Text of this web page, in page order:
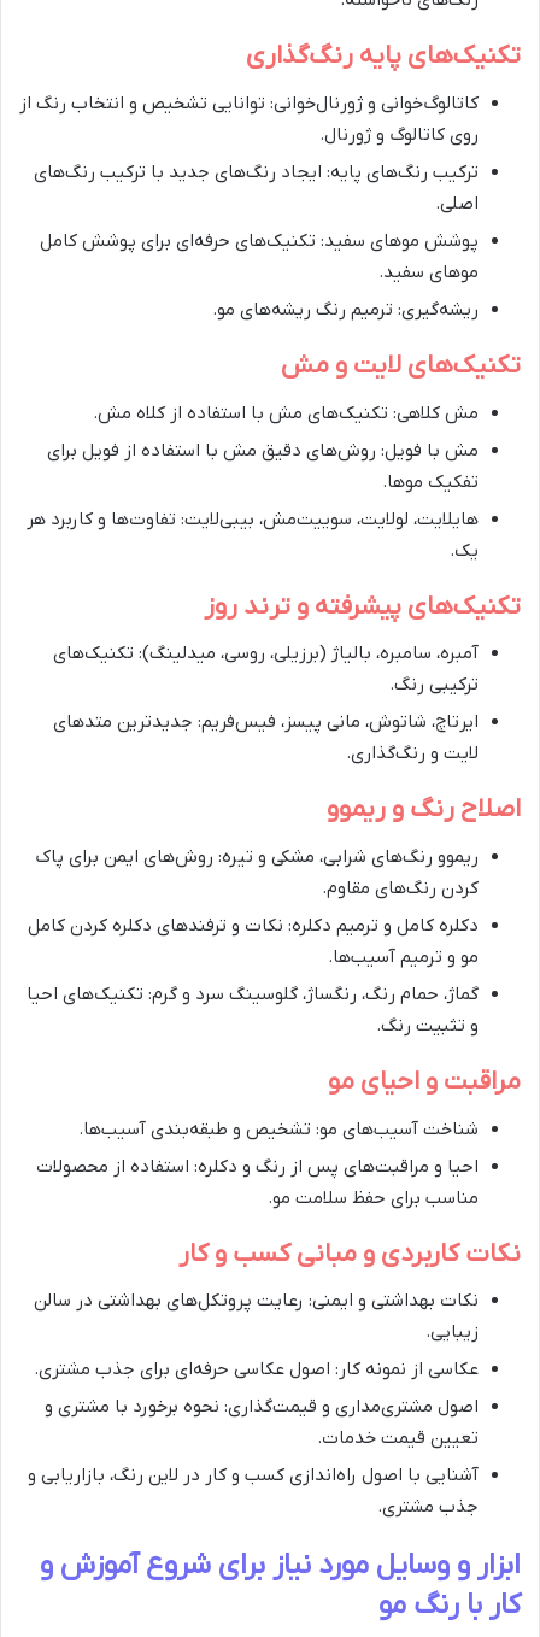
تکنیک‌های پایه رنگ‌گذاری
کاتالوگ‌خوانی و ژورنال‌خوانی: توانایی تشخیص و انتخاب رنگ از
روی کاتالوگ و ژورنال.
ترکیب رنگ‌های پایه: ایجاد رنگ‌های جدید با ترکیب رنگ‌های
اصلی.
پوشش موهای سفید: تکنیک‌های حرفه‌ای برای پوشش کامل
موهای سفید.
ریشه‌گیری: ترمیم رنگ ریشه‌های مو.
تکنیک‌های لایت و مش
مش کلاهی: تکنیک‌های مش با استفاده از کلاه مش.
مش با فویل: روش‌های دقیق مش با استفاده از فویل برای
تفکیک موها.
هایلایت، لولایت، سوییت‌مش، بیبی‌لایت: تفاوت‌ها و کاربرد هر
یک.
تکنیک‌های پیشرفته و ترند روز
آمبره، سامبره، بالیاژ (برزیلی، روسی، میدلینگ): تکنیک‌های
ترکیبی رنگ.
ایرتاچ، شاتوش، مانی پیسز، فیس‌فریم: جدیدترین متدهای
لایت و رنگ‌گذاری.
اصلاح رنگ و ریموو
ریموو رنگ‌های شرابی، مشکی و تیره: روش‌های ایمن برای پاک
کردن رنگ‌های مقاوم.
دکلره کامل و ترمیم دکلره: نکات و ترفندهای دکلره کردن کامل
مو و ترمیم آسیب‌ها.
گماژ، حمام رنگ، رنگساژ، گلوسینگ سرد و گرم: تکنیک‌های احیا
و تثبیت رنگ.
مراقبت و احیای مو
شناخت آسیب‌های مو: تشخیص و طبقه‌بندی آسیب‌ها.
احیا و مراقبت‌های پس از رنگ و دکلره: استفاده از محصولات
مناسب برای حفظ سلامت مو.
نکات کاربردی و مبانی کسب و کار
نکات بهداشتی و ایمنی: رعایت پروتکل‌های بهداشتی در سالن
زیبایی.
عکاسی از نمونه کار: اصول عکاسی حرفه‌ای برای جذب مشتری.
اصول مشتری‌مداری و قیمت‌گذاری: نحوه برخورد با مشتری و
تعیین قیمت خدمات.
آشنایی با اصول راه‌اندازی کسب و کار در لاین رنگ، بازاریابی و
جذب مشتری.
ابزار و وسایل مورد نیاز برای شروع آموزش و
کار با رنگ مو